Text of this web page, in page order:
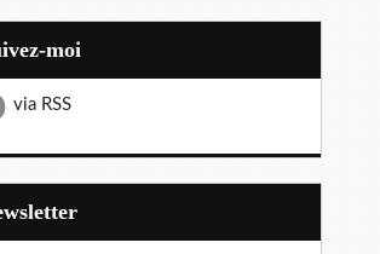
moi
via RSS